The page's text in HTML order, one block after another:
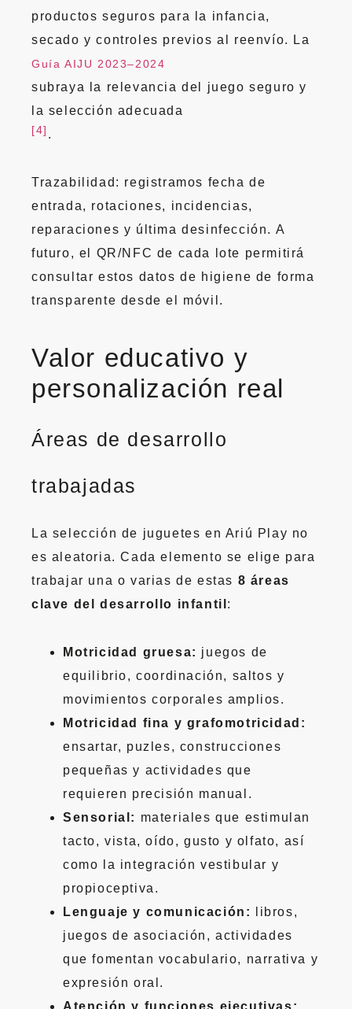
productos seguros para la infancia,
secado y controles previos al reenvío. La
Guía AIJU 2023–2024
subraya la relevancia del juego seguro y
la selección adecuada
[4] .
Trazabilidad: registramos fecha de
entrada, rotaciones, incidencias,
reparaciones y última desinfección. A
futuro, el QR/NFC de cada lote permitirá
consultar estos datos de higiene de forma
transparente desde el móvil.
Valor educativo y
personalización real
Áreas de desarrollo
trabajadas
La selección de juguetes en Ariú Play no
es aleatoria. Cada elemento se elige para
trabajar una o varias de estas 8 áreas
clave del desarrollo infantil :
Motricidad gruesa: juegos de
equilibrio, coordinación, saltos y
movimientos corporales amplios.
Motricidad fina y grafomotricidad:
ensartar, puzles, construcciones
pequeñas y actividades que
requieren precisión manual.
Sensorial: materiales que estimulan
tacto, vista, oído, gusto y olfato, así
como la integración vestibular y
propioceptiva.
Lenguaje y comunicación:
libros,
juegos de asociación, actividades
que fomentan vocabulario, narrativa y
expresión oral.
Atención y funciones ejecutivas: